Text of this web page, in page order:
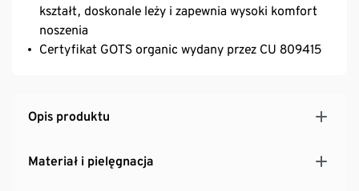
kształt, doskonale leży i zapewnia wysoki komfort
noszenia
Certyfikat GOTS organic wydany przez CU 809415
Opis produktu
Materiał i pielęgnacja